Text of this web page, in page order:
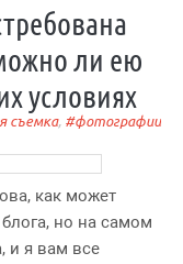
ли ею
условиях
съемка, фотографии
как может
но на самом
и я вам все